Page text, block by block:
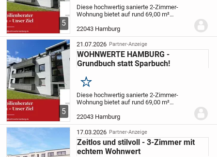
5
Diese hochwertig sanierte 2-Zimmer-
Wohnung bietet auf rund 69,00 m²
Raumkonzept und überzeugt sowohl
durch ihren hervorragenden Zustand als
auch durch eine langfristig...
22043 Hamburg
5
21.07.2026 Partner-Anzeige
WOHNWERTE HAMBURG -
Grundbuch statt Sparbuch!
Merken
Diese hochwertig sanierte 2-Zimmer-
Wohnung bietet auf rund 69,00 m²
Raumkonzept und überzeugt sowohl
durch ihren hervorragenden Zustand als
auch durch eine langfristig...
22043 Hamburg
17.03.2026 Partner-Anzeige
Zeitlos und stilvoll - 3-Zimmer mit
echtem Wohnwert